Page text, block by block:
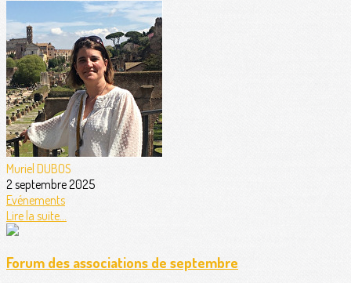
Muriel DUBOS
2 septembre 2025
Evénements
Lire la suite...
Forum des associations de septembre